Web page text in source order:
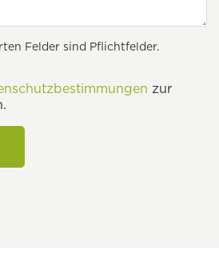
Felder sind Pflichtfelder.
zur